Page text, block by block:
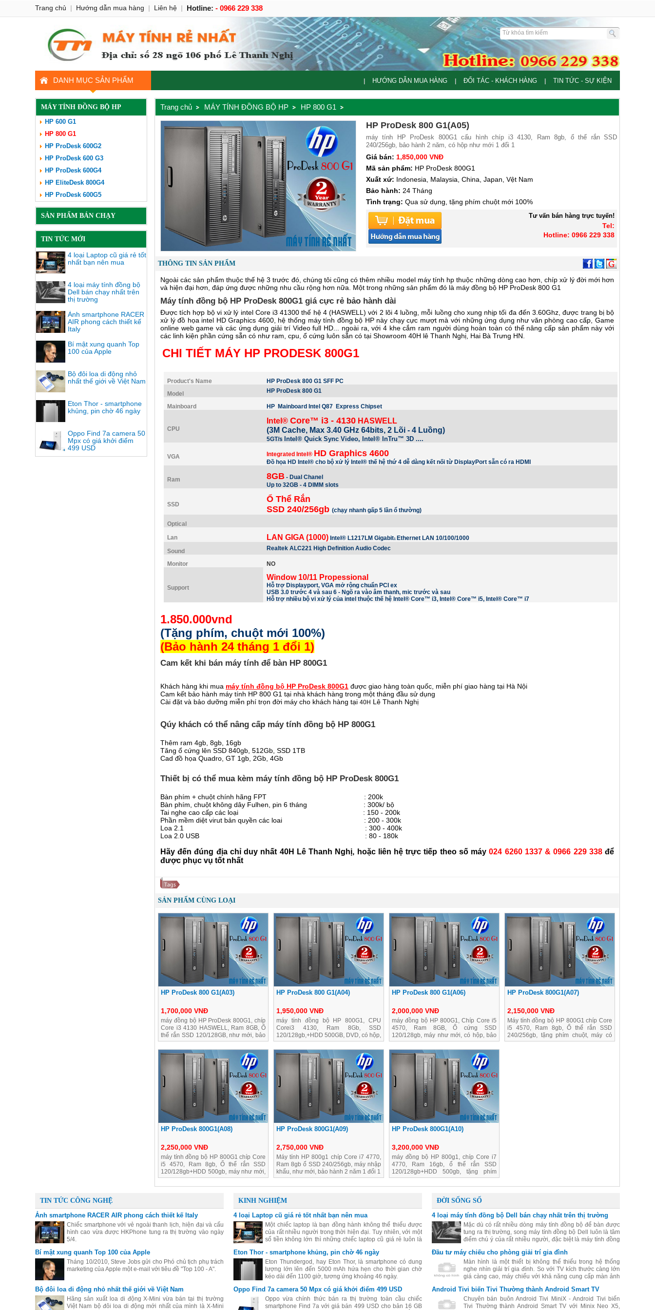
DANH MỤC SẢN PHẨM HƯỚNG DẪN MUA HÀNG ĐỐI TÁC - KHÁCH HÀNG TIN TỨC - SỰ KIỆN
MÁY TÍNH ĐỒNG BỘ HP
HP 600 G1
HP 800 G1
HP ProDesk 600G2
HP ProDesk 600 G3
HP ProDesk 600G4
HP EliteDesk 800G4
HP ProDesk 600G5
SẢN PHẨM BÁN CHẠY
TIN TỨC MỚI
4 loại Laptop cũ giá rẻ tốt
nhất bạn nên mua
4 loại máy tính đồng bộ
Dell bán chạy nhất trên
thị trường
Ảnh smartphone RACER
AIR phong cách thiết kế
Italy
Bí mật xung quanh Top
100 của Apple
Bộ đôi loa di động nhỏ
nhất thế giới về Việt Nam
Eton Thor - smartphone
khủng, pin chờ 46 ngày
Oppo Find 7a camera 50
Mpx có giá khởi điểm
499 USD
Trang chủ MÁY TÍNH ĐỒNG BỘ HP HP 800 G1
HP ProDesk 800 G1(A05)
máy tính HP ProDesk 800G1 cấu hình chíp i3 4130, Ram 8gb, ổ thể rắn SSD
240/256gb, bảo hành 2 năm, có hộp như mới 1 đổi 1
Giá bán: 1,850,000 VNĐ
Mã sản phẩm: HP ProDesk 800G1
Xuất xứ: Indonesia, Malaysia, China, Japan, Vệt Nam
Bảo hành: 24 Tháng
Tình trạng: Qua sử dụng, tặng phím chuột mới 100%
Tư vấn bán hàng trực tuyến!
Tel:
Hotline: 0966 229 338
THÔNG TIN SẢN PHẨM
Ngoài các sản phẩm thuộc thế hệ 3 trước đó, chúng tôi cũng có thêm nhiều model máy tính hp thuộc những dòng cao hơn, chíp xử lý đời mới hơn
và hiện đại hơn, đáp ứng được những nhu cầu rộng hơn nữa. Một trong những sản phẩm đó là máy đồng bộ HP ProDesk 800 G1
Máy tính đồng bộ HP ProDesk 800G1 giá cực rẻ bảo hành dài
Được tích hợp bộ vi xử lý intel Core i3 41300 thế hệ 4 (HASWELL) với 2 lõi 4 luồng, mỗi luồng cho xung nhịp tối đa đến 3.60Ghz, được trang bị bộ
xử lý đồ họa intel HD Graphics 4600, hệ thống máy tính đồng bộ HP này chạy cực mượt mà với những ứng dụng như văn phòng cao cấp, Game
online web game và các ứng dụng giải trí Video full HD... ngoài ra, với 4 khe cắm ram người dùng hoàn toàn có thể nâng cấp sản phẩm này với
các linh kiện phần cứng sẵn có như ram, cpu, ổ cứng luôn sẵn có tại Showroom 40H lê Thanh Nghị, Hai Bà Trưng HN.
CHI TIẾT MÁY HP PRODESK 800G1
Product's Name
HP ProDesk 800 G1 SFF PC
Model
HP ProDesk 800 G1
Mainboard HP Mainboard Intel Q87 Express Chipset
CPU
Intel®Core™ i3 - 4130 HASWELL
(3M Cache, Max 3.40 GHz 64bits, 2 Lõi - 4 Luồng)
5GT/s Intel® Quick Sync Video, Intel® InTru™ 3D ....
VGA Integrated Intel® HD Graphics 4600
Đồ họa HD Intel® cho bộ xử lý Intel® thế hệ thứ 4 dễ dàng kết nối từ DisplayPort sẵn có ra HDMI
Ram 8GB - Dual Chanel
Up to 32GB - 4 DIMM slots
SSD
Ổ Thể Rắn
SSD 240/256gb(chạy nhanh gấp 5 lần ổ thường)
Optical
Lan
LAN GIGA (1000) Intel® L1217LM Gigabit1
Ethernet LAN 10/100/1000
Sound
Realtek ALC221 High Definition Audio Codec
Monitor NO
Support
Window 10/11 Propessional
Hỗ trợ Displayport, VGA mở rộng chuẩn PCI ex
USB 3.0 trước 4 và sau 6 - Ngõ ra vào âm thanh, mic trước và sau
Hỗ trợ nhiều bộ vi xử lý của intel thuộc thế hệ Intel® Core™ i3, Intel® Core™ i5, Intel® Core™ i7
1.850.000vnd
(Tặng phím, chuột mới 100%)
(Bảo hành 24 tháng 1 đổi 1)
Cam kết khi bán máy tính để bàn HP 800G1
Khách hàng khi mua máy tính đồng bộ HP ProDesk 800G1 được giao hàng toàn quốc, miễn phí giao hàng tại Hà Nội
Cam kết bảo hành máy tính HP 800 G1 tại nhà khách hàng trong một tháng đầu sử dụng
Cài đặt và bảo dưỡng miễn phí trọn đời máy cho khách hàng tại 40H Lê Thanh Nghị
Qúy khách có thể nâng cấp máy tính đồng bộ HP 800G1
Thêm ram 4gb, 8gb, 16gb
Tăng ổ cứng lên SSD 840gb, 512Gb, SSD 1TB
Cad đồ họa Quadro, GT 1gb, 2Gb, 4Gb
Thiết bị có thể mua kèm máy tính đồng bộ HP ProDesk 800G1
Bàn phím + chuột chính hãng FPT : 200k
Bàn phím, chuột không dây Fulhen, pin 6 tháng : 300k/ bộ
Tai nghe cao cấp các loại : 150 - 200k
Phần mềm diệt virut bản quyền các loai : 200 - 300k
Loa 2.1 : 300 - 400k
Loa 2.0 USB : 80 - 180k
Hãy đến đúng địa chỉ duy nhất 40H Lê Thanh Nghị, hoặc liên hệ trực tiếp theo số máy024 6260 1337 & 0966 229 338để
được phục vụ tốt nhất
SẢN PHẨM CÙNG LOẠI
HP ProDesk 800 G1(A03)
1,700,000 VNĐ
máy đồng bộ HP ProDesk 800G1, chíp
Core i3 4130 HASWELL, Ram 8GB, Ổ
thể rắn SSD 120/128GB, như mới, bảo
hành 2 năm
HP ProDesk 800 G1(A04)
1,950,000 VNĐ
máy tính đồng bộ HP 800G1, CPU
Corei3 4130, Ram 8Gb, SSD
120/128gb,+HDD 500GB, DVD, có hộp,
như mới, bảo hành 2 năm
HP ProDesk 800 G1(A06)
2,000,000 VNĐ
máy đồng bộ HP 800G1, Chíp Core i5
4570, Ram 8GB, Ổ cứng SSD
120/128gb, máy như mới, có hộp, bảo
hành 2 năm
HP ProDesk 800G1(A07)
2,150,000 VNĐ
Máy tính đồng bộ HP 800G1 chíp Core
i5 4570, Ram 8gb, Ổ thể rắn SSD
240/256gb, tặng phím chuột, máy có
hộp, bảo hành 2 năm
HP ProDesk 800G1(A08)
2,250,000 VNĐ
máy tính đồng bộ HP 800G1 chíp Core
i5 4570, Ram 8gb, Ổ thể rắn SSD
120/128gb+HDD 500gb, máy như mới,
có hộp, bảo hành 2 năm
HP ProDesk 800G1(A09)
2,750,000 VNĐ
Máy tính HP 800g1 chíp Core i7 4770,
Ram 8gb ổ SSD 240/256gb, máy nhập
khẩu, như mới, bảo hành 2 năm 1 đổi 1
HP ProDesk 800G1(A10)
3,200,000 VNĐ
máy đồng bộ HP 800g1, chíp Core i7
4770, Ram 16gb, ổ thể rắn SSD
120/128gb+HDD 500gb, tặng phím
chuột, bảo hành 2 năm
TIN TỨC CÔNG NGHỆ
Ảnh smartphone RACER AIR phong cách thiết kế Italy
Chiếc smartphone với vẻ ngoài thanh lịch, hiện đại và cấu
hình cao vừa được HKPhone tung ra thị trường vào ngày
5/4.
Bí mật xung quanh Top 100 của Apple
Tháng 10/2010, Steve Jobs gửi cho Phó chủ tịch phụ trách
marketing của Apple một e-mail với tiêu đề "Top 100 - A".
Bộ đôi loa di động nhỏ nhất thế giới về Việt Nam
Hãng sản xuất loa di động X-Mini vừa bán tại thị trường
Việt Nam bộ đôi loa di động mới nhất của mình là X-Mini
KINH NGHIỆM
4 loại Laptop cũ giá rẻ tốt nhất bạn nên mua
Một chiếc laptop là bạn đồng hành không thể thiếu được
của rất nhiều người trong thời hiện đại. Tuy nhiên, với một
số tiền không lớn thì những chiếc laptop cũ giá rẻ luôn là
Eton Thor - smartphone khủng, pin chờ 46 ngày
Eton Thundergod, hay Eton Thor, là smartphone có dung
lượng lớn lên đến 5000 mAh hứa hẹn cho thời gian chờ
kéo dài đến 1100 giờ, tương ứng khoảng 46 ngày.
Oppo Find 7a camera 50 Mpx có giá khởi điểm 499 USD
Oppo vừa chính thức bán ra thị trường toàn cầu chiếc
smartphone Find 7a với giá bán 499 USD cho bản 16 GB
ĐỜI SỐNG SỐ
4 loại máy tính đồng bộ Dell bán chạy nhất trên thị trường
Mặc dù có rất nhiều dòng máy tính đồng bộ để bàn được
tung ra thị trường, song máy tính đồng bộ Dell luôn là tâm
điểm chú ý của rất nhiều người, đặc biệt là máy tính đồng
một số máy đồng bộ Dell được yêu thích nhất hiện nay.
Đầu tư máy chiếu cho phòng giải trí gia đình
Màn hình là một thiết bị không thể thiếu trong hệ thống
nghe nhìn giải trí gia đình. So với TV kích thước càng lớn
giá càng cao, máy chiếu với khả năng cung cấp màn ảnh
Android Tivi biến Tivi Thường thành Android Smart TV
Chuyên bán buôn Android Tivi MiniX - Android Tivi biến
Tivi Thường thành Android Smart TV với Minix Neo X5,
Trang chủ | Hướng dẫn mua hàng | Liên hệ | Hotline: - 0966 229 338